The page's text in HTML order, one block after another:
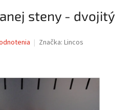
steny - dvojitý
Značka: Lincos